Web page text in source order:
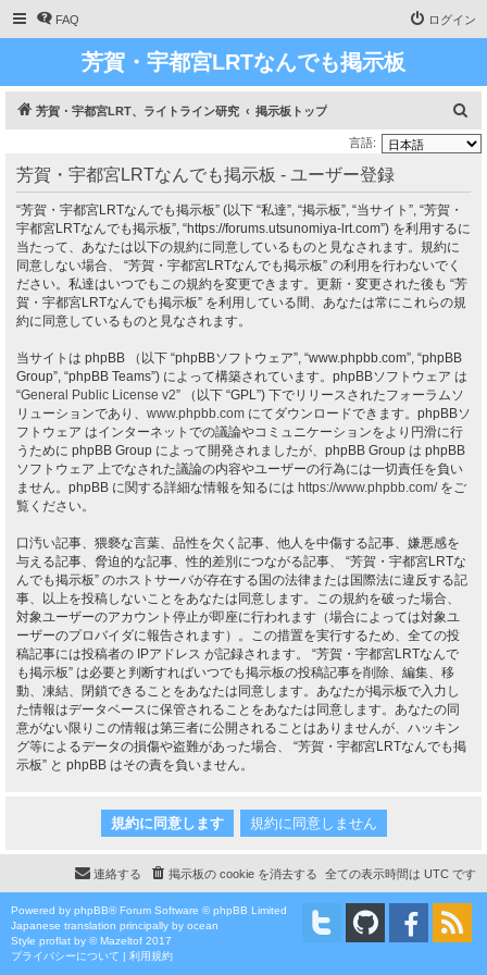
FAQ ログイン
芳賀・宇都宮LRTなんでも掲示板
芳賀・宇都宮LRT、ライトライン研究 掲示板トップ
索
言語:
芳賀・宇都宮LRTなんでも掲示板 - ユーザー登録
“芳賀・宇都宮LRTなんでも掲示板” (以下 “私達”, “掲示板”, “当サイト”, “芳賀・
宇都宮LRTなんでも掲示板”, “https://forums.utsunomiya-lrt.com”) を利用するに
当たって、あなたは以下の規約に同意しているものと見なされます。規約に
同意しない場合、 “芳賀・宇都宮LRTなんでも掲示板” の利用を行わないでく
ださい。私達はいつでもこの規約を変更できます。更新・変更された後も “芳
賀・宇都宮LRTなんでも掲示板” を利用している間、あなたは常にこれらの規
約に同意しているものと見なされます。
当サイトは phpBB （以下 “phpBBソフトウェア”, “www.phpbb.com”, “phpBB
Group”, “phpBB Teams”) によって構築されています。phpBBソフトウェア は
“General Public License v2” （以下 “GPL”) 下でリリースされたフォーラムソ
リューションであり、 www.phpbb.com にてダウンロードできます。phpBBソ
フトウェア はインターネットでの議論やコミュニケーションをより円滑に行
うために phpBB Group によって開発されましたが、phpBB Group は phpBB
ソフトウェア 上でなされた議論の内容やユーザーの行為には一切責任を負い
ません。phpBB に関する詳細な情報を知るには https://www.phpbb.com/をご
覧ください。
口汚い記事、猥褻な言葉、品性を欠く記事、他人を中傷する記事、嫌悪感を
与える記事、脅迫的な記事、性的差別につながる記事、 “芳賀・宇都宮LRTな
んでも掲示板” のホストサーバが存在する国の法律または国際法に違反する記
事、以上を投稿しないことをあなたは同意します。この規約を破った場合、
対象ユーザーのアカウント停止が即座に行われます（場合によっては対象ユ
ーザーのプロバイダに報告されます）。この措置を実行するため、全ての投
稿記事には投稿者の IPアドレス が記録されます。 “芳賀・宇都宮LRTなんで
も掲示板” は必要と判断すればいつでも掲示板の投稿記事を削除、編集、移
動、凍結、閉鎖できることをあなたは同意します。あなたが掲示板で入力し
た情報はデータベースに保管されることをあなたは同意します。あなたの同
意がない限りこの情報は第三者に公開されることはありませんが、ハッキン
グ等によるデータの損傷や盗難があった場合、 “芳賀・宇都宮LRTなんでも掲
示板” と phpBB はその責を負いません。
全ての表示時間は UTC です
掲示板の cookie を消去する
連絡する
Powered by phpBB® Forum Software © phpBB Limited
Japanese translation principally by ocean
Style proflat by ©Mazeltof 2017
プライバシーについて | 利用規約